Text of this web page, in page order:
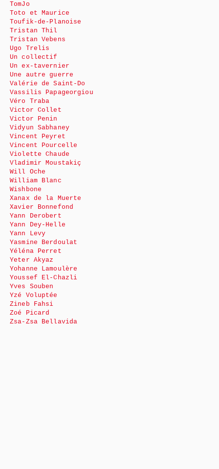
TomJo
Toto et Maurice
Toufik-de-Planoise
Tristan Thil
Tristan Vebens
Ugo Trelis
Un collectif
Un ex-tavernier
Une autre guerre
Valérie de Saint-Do
Vassilis Papageorgiou
Véro Traba
Victor Collet
Victor Penin
Vidyun Sabhaney
Vincent Peyret
Vincent Pourcelle
Violette Chaude
Vladimir Moustakiç
Will Oche
William Blanc
Wishbone
Xanax de la Muerte
Xavier Bonnefond
Yann Derobert
Yann Dey-Helle
Yann Levy
Yasmine Berdoulat
Yéléna Perret
Yeter Akyaz
Yohanne Lamoulère
Youssef El-Chazli
Yves Souben
Yzé Voluptée
Zineb Fahsi
Zoé Picard
Zsa-Zsa Bellavida